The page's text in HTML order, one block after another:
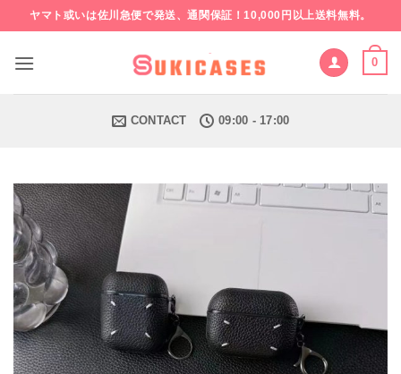
to
content
ヤマト或いは佐川急便で発送、通関保証！10,000円以上送料無料。
0
CONTACT 09:00 - 17:00